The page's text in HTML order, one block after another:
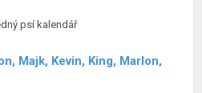
psí kalendář
Majk, Kevin, King, Marlon,